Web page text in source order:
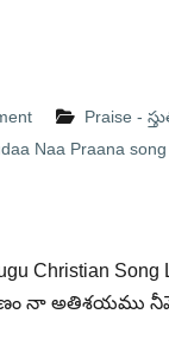
Praise -
Naa Praana
Christian
నా అతిశయము